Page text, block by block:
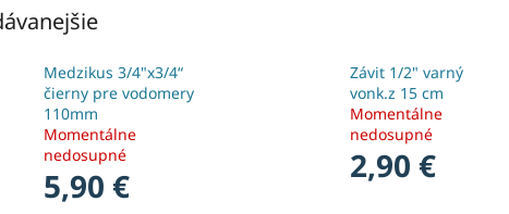
Medzikus 3/4"x3/4“
čierny pre vodomery
110mm
Momentálne
nedosupné
5,90 €
Závit 1/2" varný
vonk.z 15 cm
Momentálne
nedosupné
2,90 €